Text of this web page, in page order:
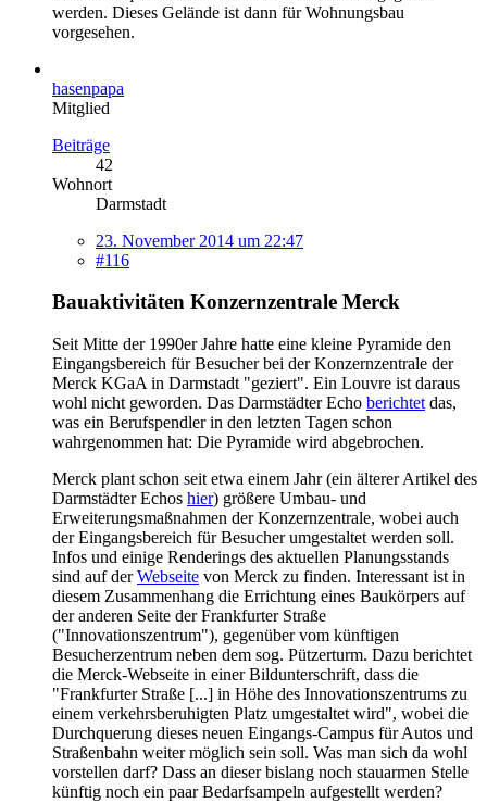
werden. Dieses Gelände ist dann für Wohnungsbau
vorgesehen.
hasenpapa
Mitglied
Beiträge
42
Wohnort
Darmstadt
23. November 2014 um 22:47
#116
Bauaktivitäten Konzernzentrale Merck
Seit Mitte der 1990er Jahre hatte eine kleine Pyramide den
Eingangsbereich für Besucher bei der Konzernzentrale der
Merck KGaA in Darmstadt "geziert". Ein Louvre ist daraus
wohl nicht geworden. Das Darmstädter Echo berichtet das,
was ein Berufspendler in den letzten Tagen schon
wahrgenommen hat: Die Pyramide wird abgebrochen.
Merck plant schon seit etwa einem Jahr (ein älterer Artikel des
Darmstädter Echos hier) größere Umbau- und
Erweiterungsmaßnahmen der Konzernzentrale, wobei auch
der Eingangsbereich für Besucher umgestaltet werden soll.
Infos und einige Renderings des aktuellen Planungsstands
sind auf derWebseite von Merck zu finden. Interessant ist in
diesem Zusammenhang die Errichtung eines Baukörpers auf
der anderen Seite der Frankfurter Straße
("Innovationszentrum"), gegenüber vom künftigen
Besucherzentrum neben dem sog. Pützerturm. Dazu berichtet
die Merck-Webseite in einer Bildunterschrift, dass die
"Frankfurter Straße [...] in Höhe des Innovationszentrums zu
einem verkehrsberuhigten Platz umgestaltet wird", wobei die
Durchquerung dieses neuen Eingangs-Campus für Autos und
Straßenbahn weiter möglich sein soll. Was man sich da wohl
vorstellen darf? Dass an dieser bislang noch stauarmen Stelle
künftig noch ein paar Bedarfsampeln aufgestellt werden?